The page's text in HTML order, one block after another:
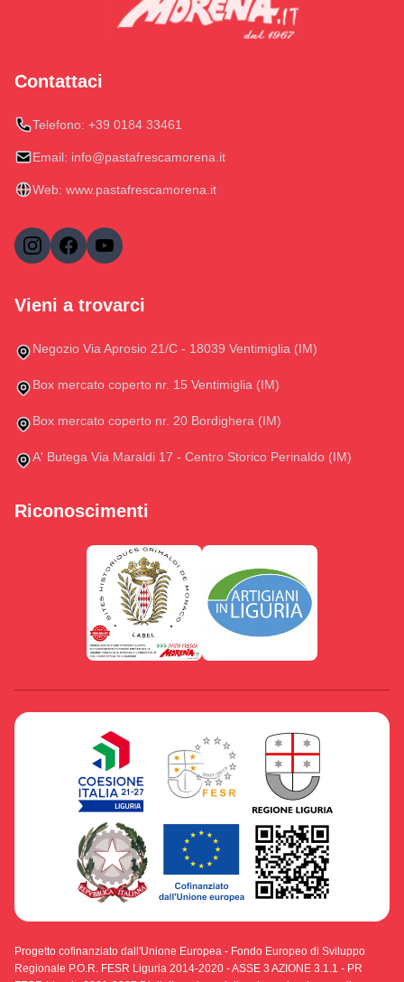
Contattaci
Telefono: +39 0184 33461
Email: info@pastafrescamorena.it
Web: www.pastafrescamorena.it
Vieni a trovarci
Negozio Via Aprosio 21/C - 18039 Ventimiglia (IM)
Box mercato coperto nr. 15 Ventimiglia (IM)
Box mercato coperto nr. 20 Bordighera (IM)
A' Butega Via Maraldi 17 - Centro Storico Perinaldo (IM)
Riconoscimenti
Progetto cofinanziato dall'Unione Europea - Fondo Europeo di Sviluppo
Regionale P.O.R. FESR Liguria 2014-2020 - ASSE 3 AZIONE 3.1.1 - PR